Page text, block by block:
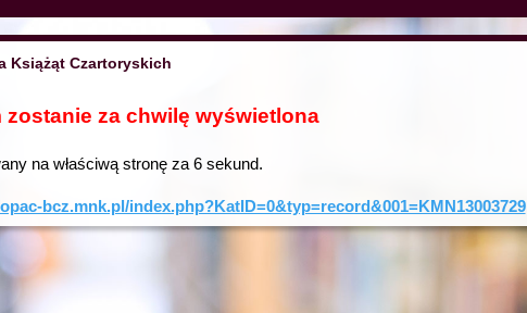
Książąt Czartoryskich
zostanie za chwilę wyświetlona
na właściwą stronę za 6sekund.
bcz.mnk.pl/index.php?KatID=0&typ=record&001=KMN13003729